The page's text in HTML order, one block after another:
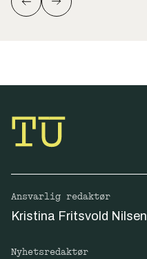
Ansvarlig redaktør
Kristina Fritsvold Nilsen
Nyhetsredaktør